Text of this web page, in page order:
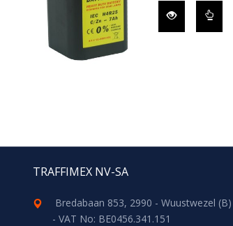
TRAFFIMEX NV-SA
Bredabaan 853, 2990 - Wuustwezel (B)
- VAT No: BE0456.341.151